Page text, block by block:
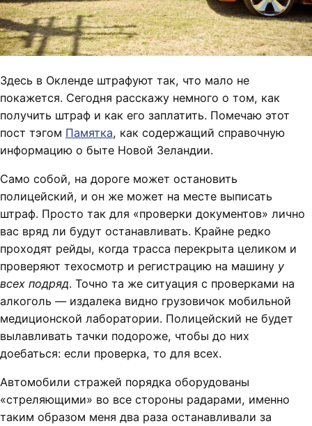
Здесь в Окленде штрафуют так, что мало не
покажется. Сегодня расскажу немного о том, как
получить штраф и как его заплатить. Помечаю этот
пост тэгом Памятка, как содержащий справочную
информацию о быте Новой Зеландии.
Само собой, на дороге может остановить
полицейский, и он же может на месте выписать
штраф. Просто так для «проверки документов» лично
вас вряд ли будут останавливать. Крайне редко
проходят рейды, когда трасса перекрыта целиком и
проверяют техосмотр и регистрацию на машину у
всех подряд. Точно та же ситуация с проверками на
алкоголь — издалека видно грузовичок мобильной
медиционской лаборатории. Полицейский не будет
вылавливать тачки подороже, чтобы до них
доебаться: если проверка, то для всех.
Автомобили стражей порядка оборудованы
«стреляющими» во все стороны радарами, именно
таким образом меня два раза останавливали за